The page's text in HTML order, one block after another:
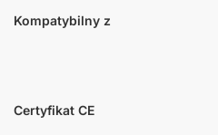
Kompatybilny z
Certyfikat CE